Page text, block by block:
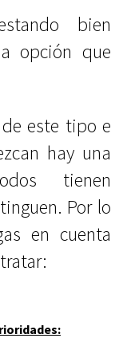
bien
opción que
este tipo e
hay una
tienen
Por lo
en cuenta